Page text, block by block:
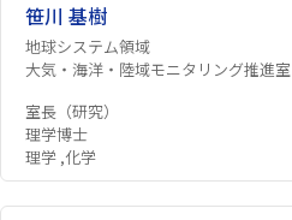
笹川 基樹
地球システム領域
大気・海洋・陸域モニタリング推進室
室長（研究）
理学博士
理学 ,化学